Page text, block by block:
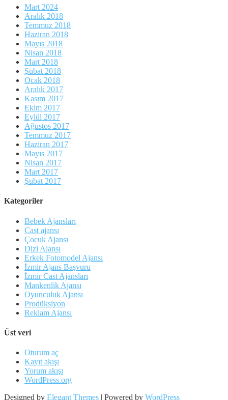
Mart 2024
Aralık 2018
Temmuz 2018
Haziran 2018
Mayıs 2018
Nisan 2018
Mart 2018
Şubat 2018
Ocak 2018
Aralık 2017
Kasım 2017
Ekim 2017
Eylül 2017
Ağustos 2017
Temmuz 2017
Haziran 2017
Mayıs 2017
Nisan 2017
Mart 2017
Şubat 2017
Kategoriler
Bebek Ajansları
Cast ajansı
Çocuk Ajansı
Dizi Ajansı
Erkek Fotomodel Ajansı
İzmir Ajans Başvuru
İzmir Cast Ajansları
Mankenlik Ajansı
Oyunculuk Ajansı
Prodüksiyon
Reklam Ajansı
Üst veri
Oturum aç
Kayıt akışı
Yorum akışı
WordPress.org
Designed by Elegant Themes | Powered by WordPress